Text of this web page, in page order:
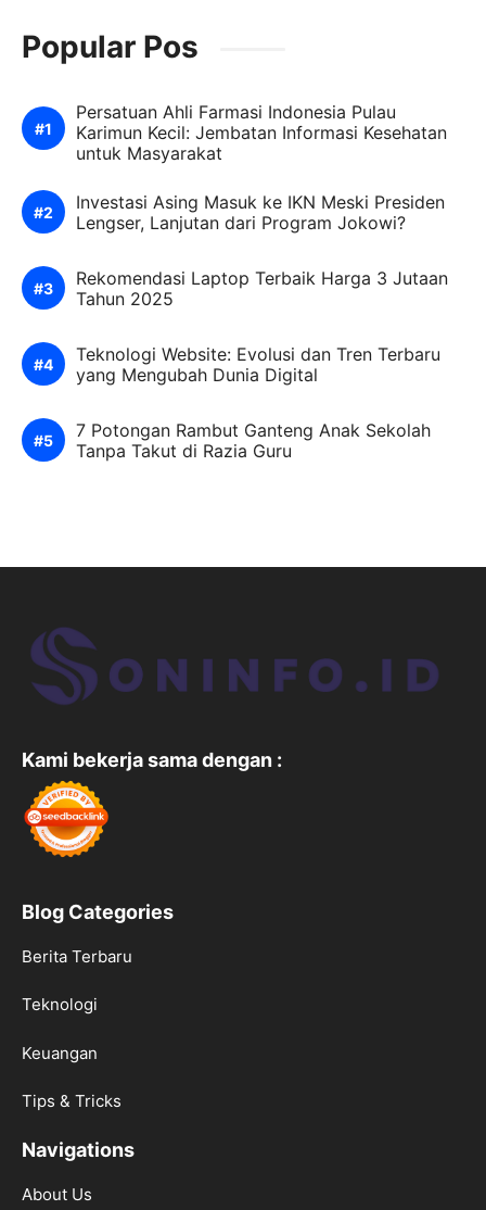
Popular Pos
Persatuan Ahli Farmasi Indonesia Pulau
Karimun Kecil: Jembatan Informasi Kesehatan
untuk Masyarakat
Investasi Asing Masuk ke IKN Meski Presiden
Lengser, Lanjutan dari Program Jokowi?
Rekomendasi Laptop Terbaik Harga 3 Jutaan
Tahun 2025
Teknologi Website: Evolusi dan Tren Terbaru
yang Mengubah Dunia Digital
7 Potongan Rambut Ganteng Anak Sekolah
Tanpa Takut di Razia Guru
Kami bekerja sama dengan :
Blog Categories
Berita Terbaru
Teknologi
Keuangan
Tips & Tricks
Navigations
About Us